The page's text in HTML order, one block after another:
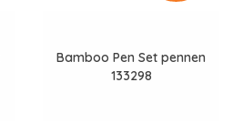
Bamboo Pen Set pennen
133298